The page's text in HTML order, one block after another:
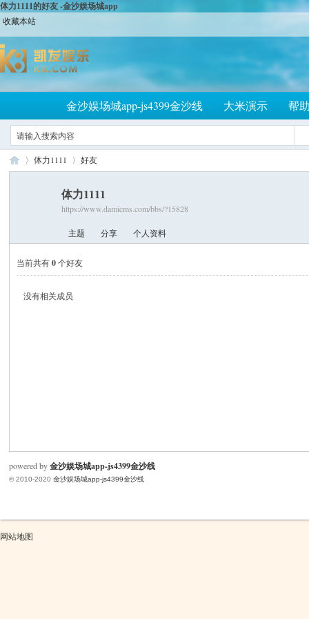
体力1111的好友 -金沙娱场城app
收藏本站
金沙娱场城app-js4399金沙线 大米演示 帮
体力1111 好友
体力1111
https://www.damicms.com/bbs/?15828
主题 分享 个人资料
当前共有0个好友
没有相关成员
powered by金沙娱场城app-js4399金沙线
© 2010-2020 金沙娱场城app-js4399金沙线
网站地图